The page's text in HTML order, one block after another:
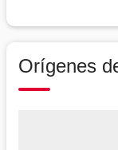
Orígenes